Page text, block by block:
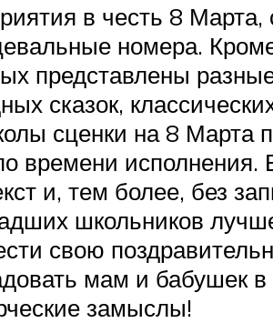
в честь 8
номера.
представлены
сказок,
сценки на 8
времени
и, тем более, без
школьников
свою
мам и бабушек
замыслы!